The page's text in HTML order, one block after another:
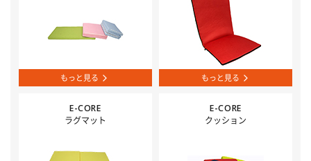
もっと見る もっと見る
E-CORE
ラグマット
E-CORE
クッション